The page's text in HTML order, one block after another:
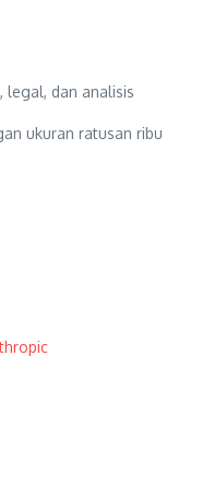
legal, dan analisis
ukuran ratusan ribu